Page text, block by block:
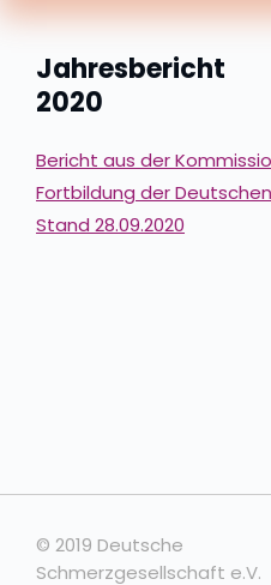
Jahresbericht
2020
Bericht aus der
Fortbildung der
Stand 28.09.2020
© 2019 Deutsche
Schmerzgesellschaft e.V.